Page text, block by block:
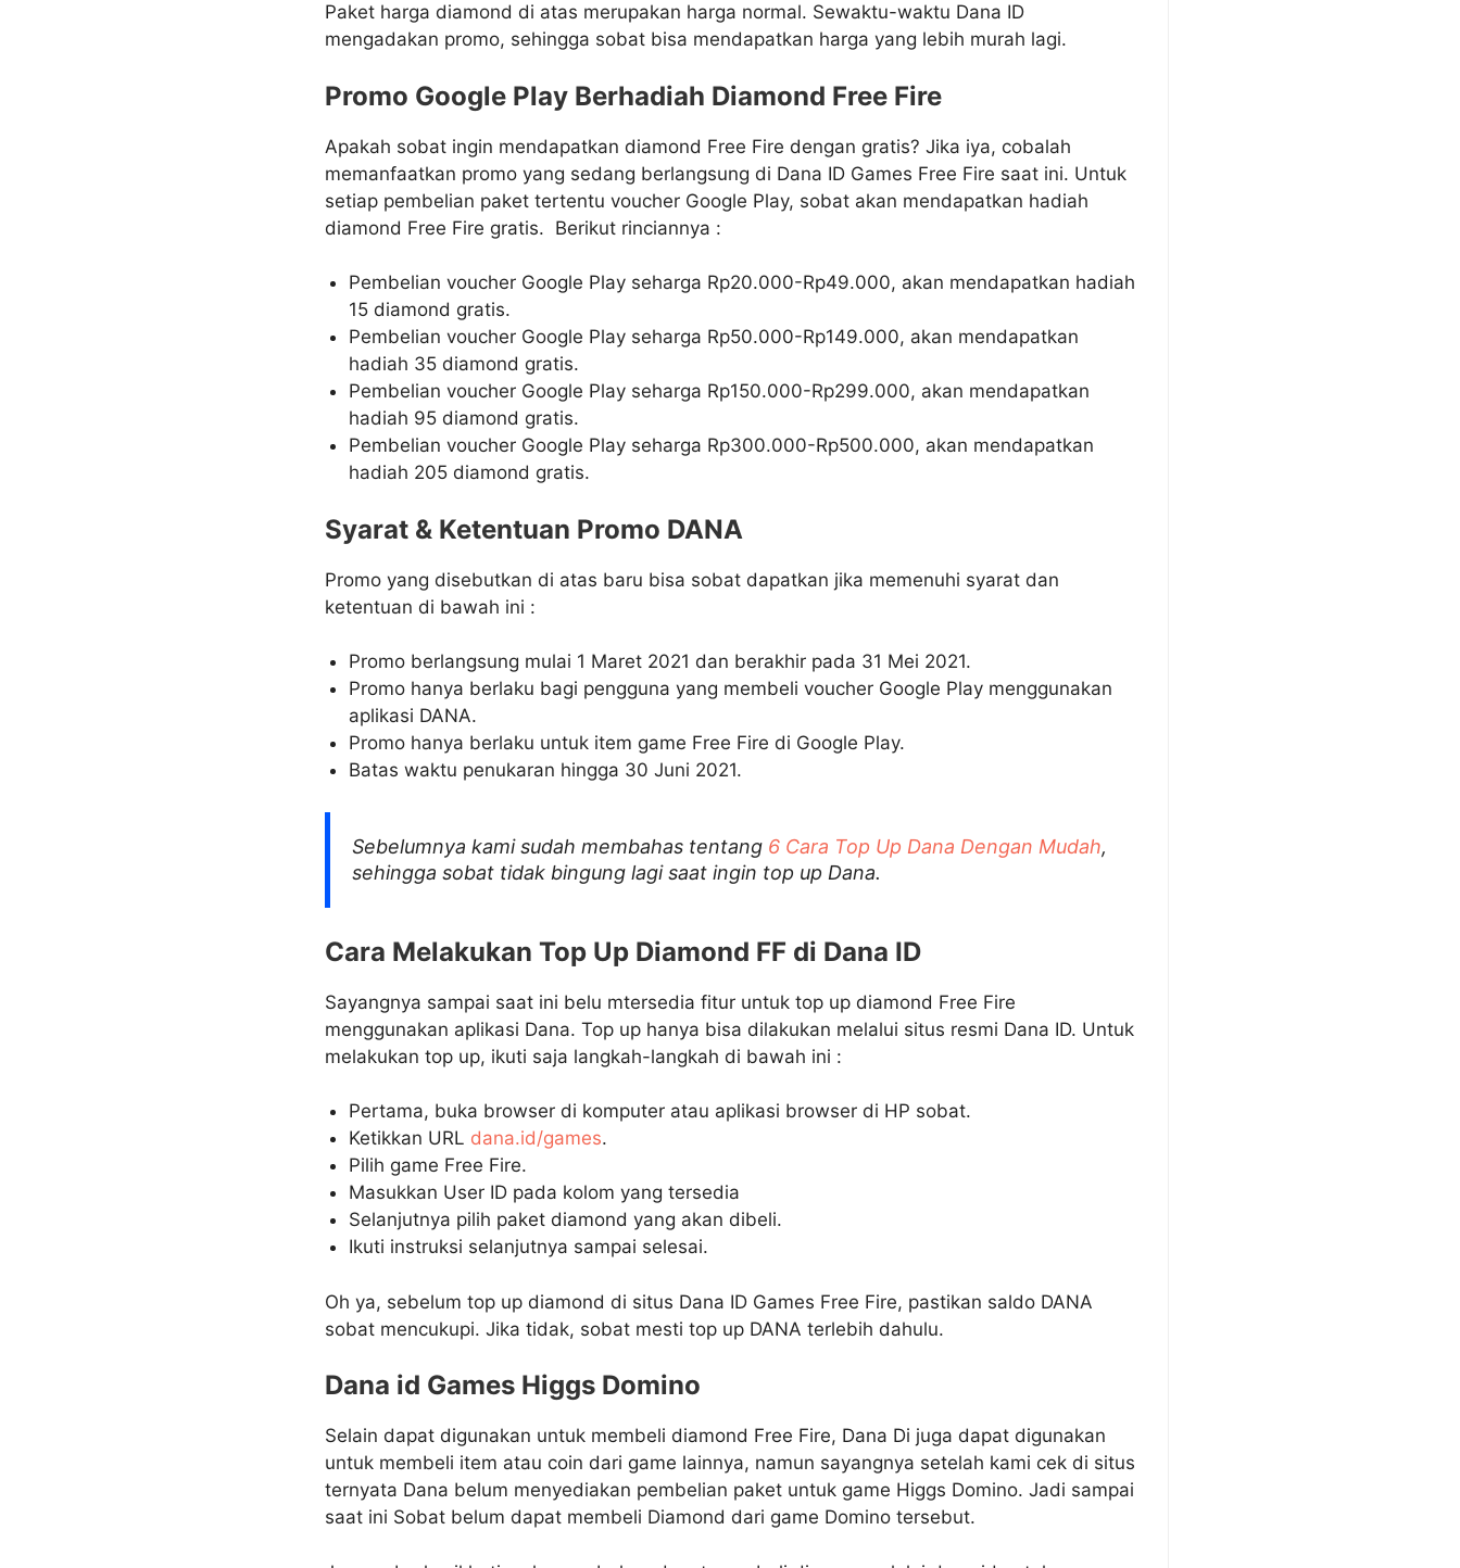
Paket harga diamond di atas merupakan harga normal. Sewaktu-waktu Dana ID
mengadakan promo, sehingga sobat bisa mendapatkan harga yang lebih murah lagi.
Promo Google Play Berhadiah Diamond Free Fire
Apakah sobat ingin mendapatkan diamond Free Fire dengan gratis? Jika iya, cobalah
memanfaatkan promo yang sedang berlangsung di Dana ID Games Free Fire saat ini. Untuk
setiap pembelian paket tertentu voucher Google Play, sobat akan mendapatkan hadiah
diamond Free Fire gratis. Berikut rinciannya :
Pembelian voucher Google Play seharga Rp20.000-Rp49.000, akan mendapatkan hadiah
15 diamond gratis.
Pembelian voucher Google Play seharga Rp50.000-Rp149.000, akan mendapatkan
hadiah 35 diamond gratis.
Pembelian voucher Google Play seharga Rp150.000-Rp299.000, akan mendapatkan
hadiah 95 diamond gratis.
Pembelian voucher Google Play seharga Rp300.000-Rp500.000, akan mendapatkan
hadiah 205 diamond gratis.
Syarat & Ketentuan Promo DANA
Promo yang disebutkan di atas baru bisa sobat dapatkan jika memenuhi syarat dan
ketentuan di bawah ini :
Promo berlangsung mulai 1 Maret 2021 dan berakhir pada 31 Mei 2021.
Promo hanya berlaku bagi pengguna yang membeli voucher Google Play menggunakan
aplikasi DANA.
Promo hanya berlaku untuk item game Free Fire di Google Play.
Batas waktu penukaran hingga 30 Juni 2021.
Sebelumnya kami sudah membahas tentang 6 Cara Top Up Dana Dengan Mudah,
sehingga sobat tidak bingung lagi saat ingin top up Dana.
Cara Melakukan Top Up Diamond FF di Dana ID
Sayangnya sampai saat ini belu mtersedia fitur untuk top up diamond Free Fire
menggunakan aplikasi Dana. Top up hanya bisa dilakukan melalui situs resmi Dana ID. Untuk
melakukan top up, ikuti saja langkah-langkah di bawah ini :
Pertama, buka browser di komputer atau aplikasi browser di HP sobat.
Ketikkan URL dana.id/games.
Pilih game Free Fire.
Masukkan User ID pada kolom yang tersedia
Selanjutnya pilih paket diamond yang akan dibeli.
Ikuti instruksi selanjutnya sampai selesai.
Oh ya, sebelum top up diamond di situs Dana ID Games Free Fire, pastikan saldo DANA
sobat mencukupi. Jika tidak, sobat mesti top up DANA terlebih dahulu.
Dana id Games Higgs Domino
Selain dapat digunakan untuk membeli diamond Free Fire, Dana Di juga dapat digunakan
untuk membeli item atau coin dari game lainnya, namun sayangnya setelah kami cek di situs
ternyata Dana belum menyediakan pembelian paket untuk game Higgs Domino. Jadi sampai
saat ini Sobat belum dapat membeli Diamond dari game Domino tersebut.